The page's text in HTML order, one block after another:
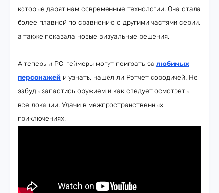
которые дарят нам современные технологии. Она стала
более плавной по сравнению с другими частями серии,
а также показала новые визуальные решения.
А теперь и PC-геймеры могут поиграть за любимых
персонажей и узнать, нашёл ли Рэтчет сородичей. Не
забудь запастись оружием и как следует осмотреть
все локации. Удачи в межпространственных
приключениях!